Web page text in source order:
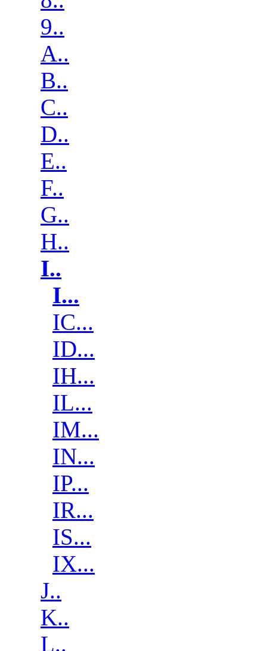
9..
A..
B..
C..
D..
E..
F..
G..
H..
I..
I...
IC...
ID...
IH...
IL...
IM...
IN...
IP...
IR...
IS...
IX...
J..
K..
L..